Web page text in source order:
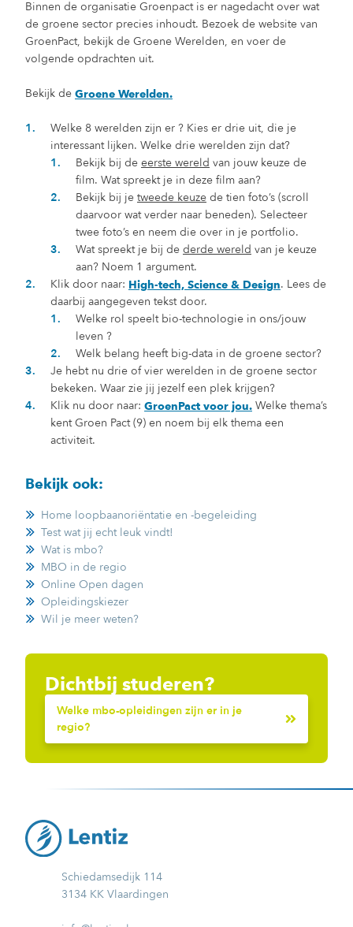
Binnen de organisatie Groenpact is er nagedacht over wat
de groene sector precies inhoudt. Bezoek de website van
GroenPact, bekijk de Groene Werelden, en voer de
volgende opdrachten uit.
Bekijk de Groene Werelden.
Welke 8 werelden zijn er ? Kies er drie uit, die je
interessant lijken. Welke drie werelden zijn dat?
Bekijk bij de eerste wereld van jouw keuze de
film. Wat spreekt je in deze film aan?
Bekijk bij je tweede keuze de tien foto’s (scroll
daarvoor wat verder naar beneden). Selecteer
twee foto’s en neem die over in je portfolio.
Wat spreekt je bij de derde wereld van je keuze
aan? Noem 1 argument.
Klik door naar: High-tech, Science & Design. Lees de
daarbij aangegeven tekst door.
Welke rol speelt bio-technologie in ons/jouw
leven ?
Welk belang heeft big-data in de groene sector?
Je hebt nu drie of vier werelden in de groene sector
bekeken. Waar zie jij jezelf een plek krijgen?
Klik nu door naar: GroenPact voor jou. Welke thema’s
kent Groen Pact (9) en noem bij elk thema een
activiteit.
Bekijk ook:
Home loopbaanoriëntatie en -begeleiding
Test wat jij echt leuk vindt!
Wat is mbo?
MBO in de regio
Online Open dagen
Opleidingskiezer
Wil je meer weten?
Dichtbij studeren?
Welke mbo-opleidingen zijn er in je
regio?
Schiedamsedijk 114
3134 KK Vlaardingen